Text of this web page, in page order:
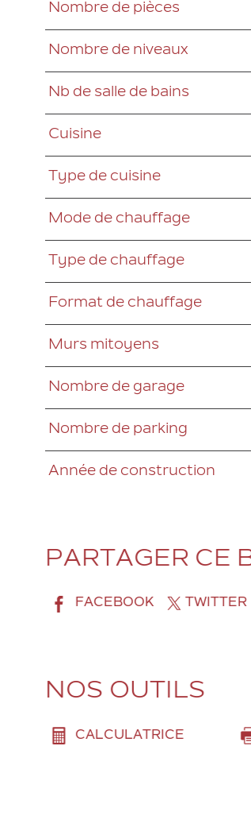
Nombre de pièces
Nombre de niveaux
Nb de salle de bains
Cuisine
Type de cuisine
Mode de chauffage
Type de chauffage
Format de chauffage
Murs mitoyens
Nombre de garage
Nombre de parking
Année de construction
PARTAGER CE
FACEBOOK TWITTER
NOS OUTILS
CALCULATRICE